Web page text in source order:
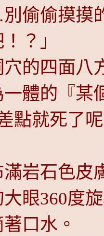
別偷偷摸摸
？」
的四面八
體的『某
點就死了
岩石色皮
眼360度
口水。